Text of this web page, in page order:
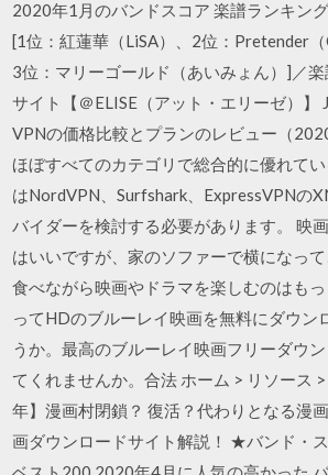
2020年1月のバンドスコア 楽譜ランキン
[1位：紅蓮華（LiSA）、2位：Pretender（
3位：マリーゴールド（あいみょん）]／
サイト【＠ELISE（アット・エリーゼ）】
VPNの価格比較とプランのレビュー（
ほぼすべてのカテゴリで総合的に優れて
はNordVPN、Surfshark、ExpressVPNの
バイダーを検討する必要があります。 映
はいいですが、家のソファーで横になっ
食べながら映画やドラマを楽しむのはも
ってHDのブルーレイ映画を無料にダウン
うか。最高のブルーレイ映画フリーダウ
てくれませんか。合法 ホーム > リソース
年】漫画村閉鎖？ 復活？代わりとなる漫
画ダウンロードサイト解説！ ★バンド・